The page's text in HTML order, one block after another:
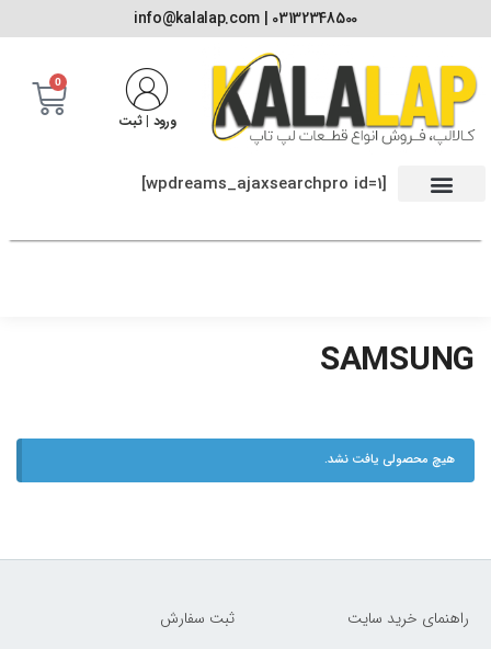
03132348500 | info@kalalap.com
ورود | ثبت
0
[wpdreams_ajaxsearchpro id=1]
SAMSUNG
هیچ محصولی یافت نشد.
راهنمای خرید سایت ثبت سفارش